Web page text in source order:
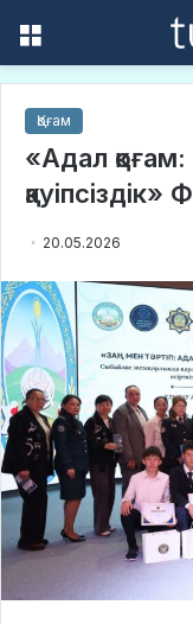
Қоғам
«Адал
20.05.2026